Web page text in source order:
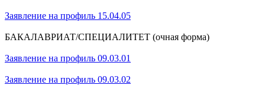
Заявление на профиль 15.04.05
БАКАЛАВРИАТ/СПЕЦИАЛИТЕТ (очная форма)
Заявление на профиль 09.03.01
Заявление на профиль 09.03.02